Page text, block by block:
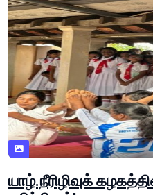
யாழ்.நீரிழிவுக்